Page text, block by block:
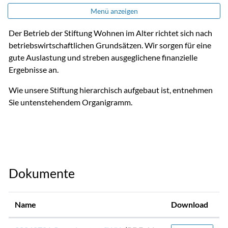
Menü anzeigen
Der Betrieb der Stiftung Wohnen im Alter richtet sich nach
betriebswirtschaftlichen Grundsätzen. Wir sorgen für eine
gute Auslastung und streben ausgeglichene finanzielle
Ergebnisse an.
Wie unsere Stiftung hierarchisch aufgebaut ist, entnehmen
Sie untenstehendem Organigramm.
Dokumente
Name Download